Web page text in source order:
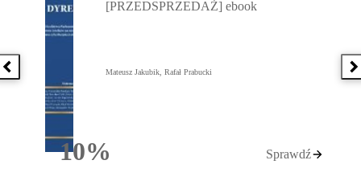
Poprzednia książka
10%Rabatu
[PRZEDSPRZEDAŻ] ebook
Mateusz Jakubik, Rafał Prabucki
Sprawdź